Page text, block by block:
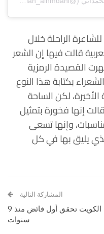
الراحلة خلال
قالت فيها إن الشعر
القصيدة الرمزية
بكتابة هذا النوع
لكن الساحة
إنها فخورة بتمثيل
وإنها تسعى
يليق بها في كل
المشاركة التالية
الكويت تحقق أول فائض منذ 9
سنوات